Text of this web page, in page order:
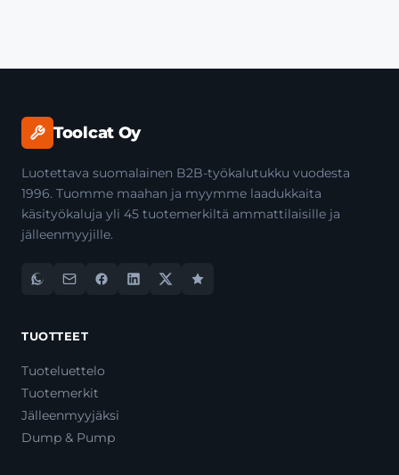
Toolcat Oy
Luotettava suomalainen B2B-työkalutukku vuodesta
1996. Tuomme maahan ja myymme laadukkaita
käsityökaluja yli 45 tuotemerkiltä ammattilaisille ja
jälleenmyyjille.
TUOTTEET
Tuoteluettelo
Tuotemerkit
Jälleenmyyjäksi
Dump & Pump